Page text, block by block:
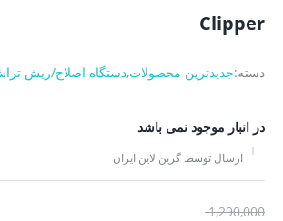
Clipper
دسته:جدیدترین محصولات,دستگاه اصلاح/ریش
در انبار موجود نمی باشد
ارسال توسط گرین لاین ایران
1,290,000قیمت